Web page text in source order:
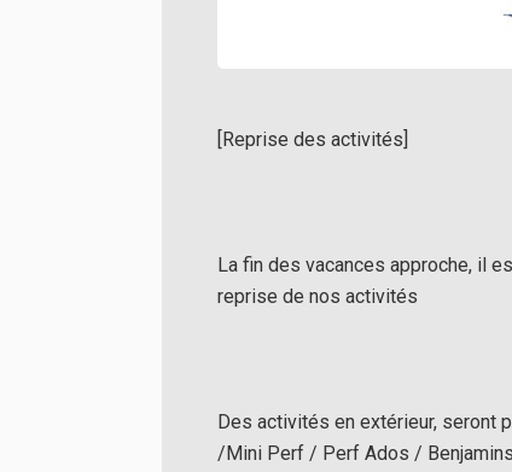
[Reprise des activités]
La fin des vacances approche, il
reprise de nos activités
Des activités en extérieur, seront
/Mini Perf / Perf Ados /